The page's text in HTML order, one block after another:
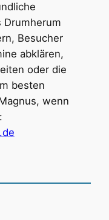
Drumherum
Besucher
abklären,
oder die
besten
wenn